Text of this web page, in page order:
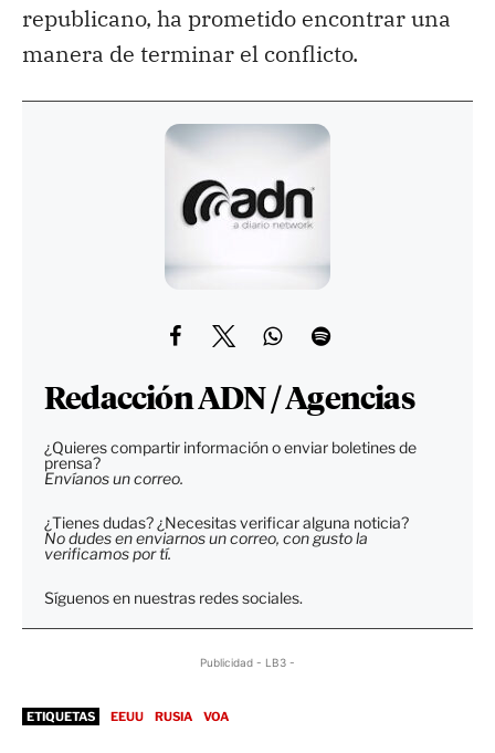
republicano, ha prometido encontrar una
manera de terminar el conflicto.
Redacción ADN / Agencias
¿Quieres compartir información o enviar boletines de
prensa?
Envíanos un correo.
¿Tienes dudas? ¿Necesitas verificar alguna noticia?
No dudes en enviarnos un correo, con gusto la
verificamos por tí.
Síguenos en nuestras redes sociales.
Publicidad - LB3 -
ETIQUETAS EEUU RUSIA VOA